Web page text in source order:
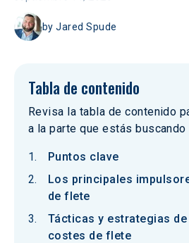
byJared Spude
Tabla de contenido
Revisa la tabla de contenido
a la parte que estás buscando
Puntos clave
Los principales
de flete
Tácticas y estrategias
costes de flete